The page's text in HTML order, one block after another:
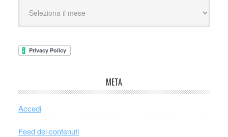
META
Accedi
Feed dei contenuti